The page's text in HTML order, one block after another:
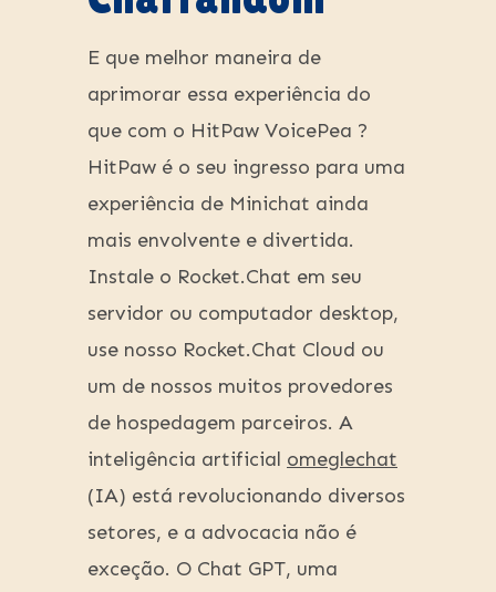
E que melhor maneira de
aprimorar essa experiência do
que com o HitPaw VoicePea ?
HitPaw é o seu ingresso para uma
experiência de Minichat ainda
mais envolvente e divertida.
Instale o Rocket.Chat em seu
servidor ou computador desktop,
use nosso Rocket.Chat Cloud ou
um de nossos muitos provedores
de hospedagem parceiros. A
inteligência artificial omeglechat
(IA) está revolucionando diversos
setores, e a advocacia não é
exceção. O Chat GPT, uma